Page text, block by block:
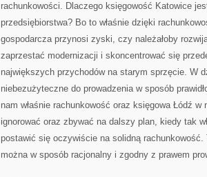
rachunkowości. Dlaczego księgowość Katowice
przedsiębiorstwa? Bo to właśnie dzięki
gospodarcza przynosi zyski, czy należałoby
zaprzestać modernizacji i skoncentrować się
największych przychodów na starym sprzęcie. W
niebezużyteczne do prowadzenia w sposób
nam właśnie rachunkowość oraz księgowa Łódź
ignorować oraz zbywać na dalszy plan, kiedy tak
postawić się oczywiście na solidną rachunkowość.
można w sposób racjonalny i zgodny z prawem